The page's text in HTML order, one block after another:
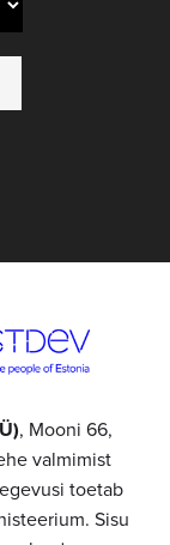
, Mooni 66,
valmimist
toetab
Sisu